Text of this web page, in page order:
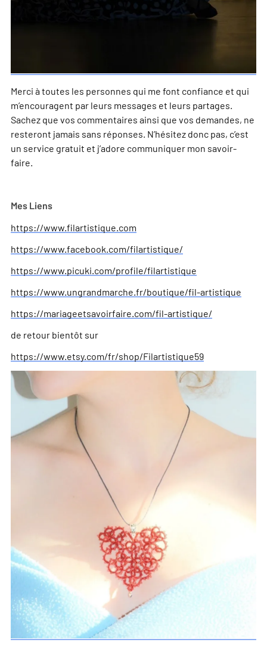
Merci à toutes les personnes qui me font confiance et qui
m’encouragent par leurs messages et leurs partages.
Sachez que vos commentaires ainsi que vos demandes, ne
resteront jamais sans réponses. N’hésitez donc pas, c’est
un service gratuit et j’adore communiquer mon savoir-
faire.
Mes Liens
https://www.filartistique.com
https://www.facebook.com/filartistique/
https://www.picuki.com/profile/filartistique
https://www.ungrandmarche.fr/boutique/fil-artistique
https://mariageetsavoirfaire.com/fil-artistique/
de retour bientôt sur
https://www.etsy.com/fr/shop/Filartistique59